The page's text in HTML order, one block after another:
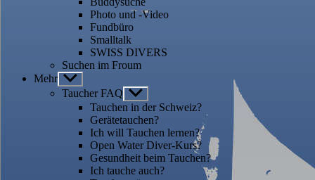
Photo und -Video
Fundbüro
Smalltalk
SWISS DIVERS
Suchen im Froum
Mehr Untermenü
anzeigen
Taucher FAQ Untermenü
anzeigen
Tauchen in der Schweiz?
Gerätetauchen?
Ich will Tauchen lernen?
Open Water Diver-Kurs?
Gesundheit beim Tauchen?
Ich tauche auch?